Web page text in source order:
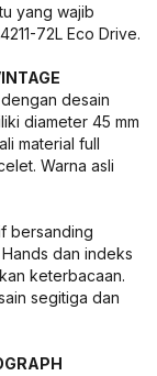
yang wajib
72L Eco Drive.
desain
diameter 45 mm
material full
Warna asli
bersanding
dan indeks
keterbacaan.
segitiga dan